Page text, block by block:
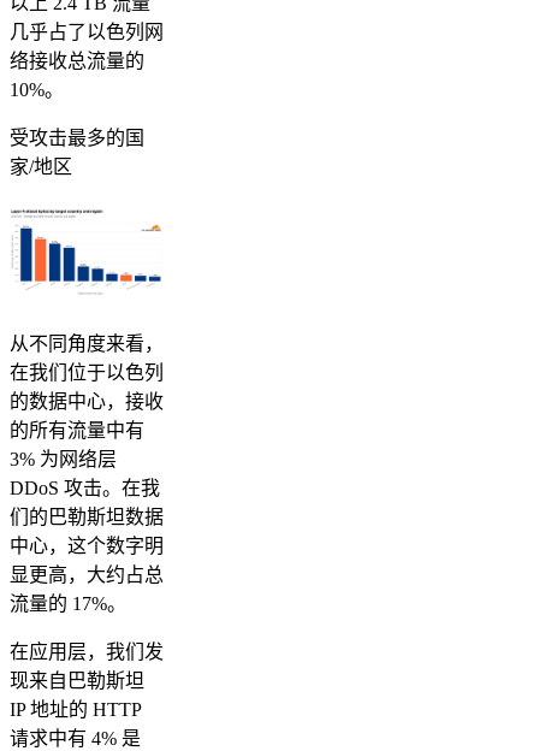
几乎占了以色列网
络接收总流量的
10%。
受攻击最多的国
家/地区
从不同角度来看，
在我们位于以色列
的数据中心，接收
的所有流量中有
3% 为网络层
DDoS 攻击。在我
们的巴勒斯坦数据
中心，这个数字明
显更高，大约占总
流量的 17%。
在应用层，我们发
现来自巴勒斯坦
IP 地址的 HTTP
请求中有 4% 是